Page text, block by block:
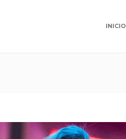
INICIO